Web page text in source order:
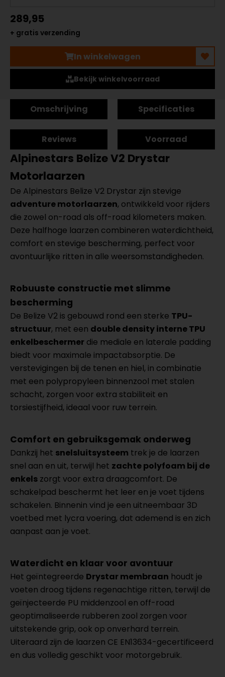
289,95
+ gratis verzending
In winkelwagen
Bekijk winkelvoorraad
Omschrijving Specificaties
Reviews Voorraad
Alpinestars Belize V2 Drystar
Motorlaarzen
De Alpinestars Belize V2 Drystar zijn stevige
adventure motorlaarzen, ontwikkeld voor rijders
die zowel on-road als off-road kilometers maken.
Deze halfhoge laarzen combineren waterdichtheid,
comfort en stevige bescherming, perfect voor
avontuurlijke ritten in alle weersomstandigheden.
Robuuste constructie met slimme
bescherming
De Belize V2 is gebouwd rond een sterke TPU-
structuur, met een double density interne TPU
enkelbeschermer die mediale en laterale padding
biedt voor maximale impactabsorptie. De
verstevigingen bij de tenen en hiel, in combinatie
met een polypropyleen binnenzool met stalen
schacht, zorgen voor extra stabiliteit en
torsiestijfheid, ideaal voor ruw terrein.
Comfort en gebruiksgemak onderweg
Dankzij het snelsluitsysteem trek je de laarzen
snel aan en uit, terwijl het zachte polyfoam bij de
enkels zorgt voor extra draagcomfort. De
schakelpad beschermt het leer en je voet tijdens
schakelen. Binnenin vind je een uitneembaar 3D
voetbed met lycra voering, dat ademend is en zich
aanpast aan je voet.
Waterdicht en klaar voor avontuur
Het geïntegreerde Drystar membraan houdt je
voeten droog tijdens regenachtige ritten, terwijl de
geïnjecteerde PU middenzool en off-road
geoptimaliseerde rubberen zool zorgen voor
uitstekende grip, ook op onverhard terrein.
Uiteraard zijn de laarzen CE EN13634-gecertificeerd
en dus volledig geschikt voor motorgebruik.